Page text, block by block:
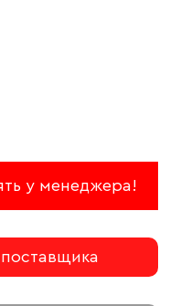
у менеджера!